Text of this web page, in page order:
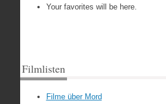
Your favorites will be here.
Filmlisten
Filme über Mord